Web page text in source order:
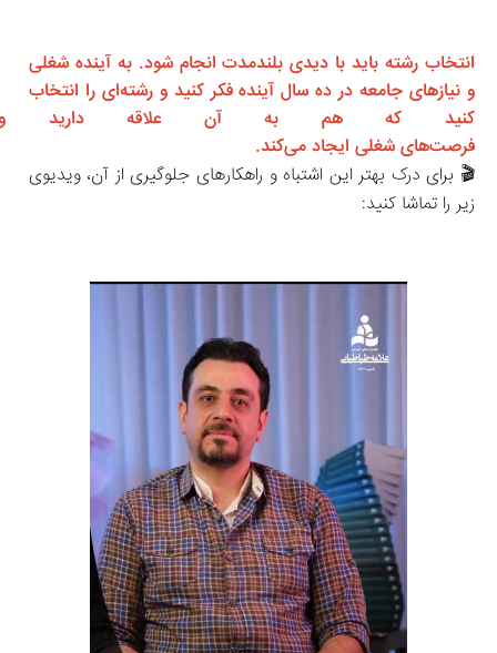
انتخاب رشته باید با دیدی بلندمدت انجام شود. به آینده شغلی
و نیازهای جامعه در ده سال آینده فکر کنید و رشته‌ای را انتخاب
کنید که هم به آن علاقه دارید
فرصت‌های شغلی ایجاد می‌کند.
🎬 برای درک بهتر این اشتباه و راهکارهای جلوگیری از آن، ویدیوی
زیر را تماشا کنید: